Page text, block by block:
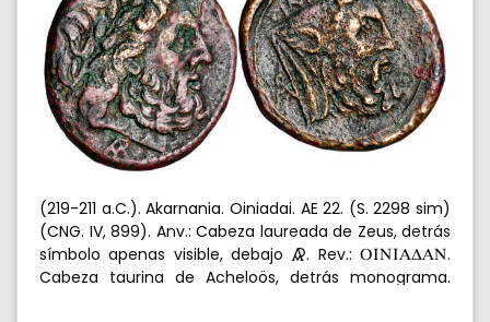
(219-211 a.C.). Akarnania. Oiniadai. AE 22. (S. 2298 sim)
(CNG. IV, 899). Anv.: Cabeza laureada de Zeus, detrás
símbolo apenas visible, debajo6. Rev.:PINIADAN.
Cabeza taurina de Acheloös, detrás monograma.